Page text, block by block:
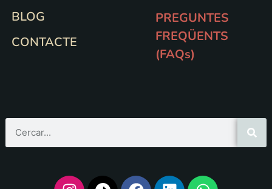
BLOG
CONTACTE
PREGUNTES
FREQÜENTS
(FAQs)